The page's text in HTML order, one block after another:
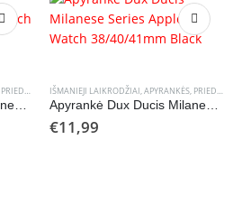
PRIEDAI
Apyrankė Dux Ducis Business Series Apple Watch 38/40/41mm Black
IŠMANIEJI LAIKRODŽIAI, APYRANKĖS, PRIEDAI
Apyrankė Dux Ducis Milanese Series Apple Watch 38/40/41mm Black
€11,99